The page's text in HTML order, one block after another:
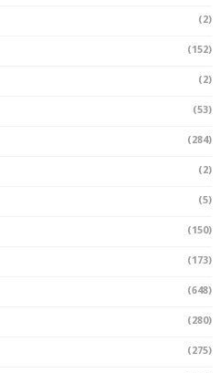
(2)
(152)
(2)
(53)
(284)
(2)
(5)
(150)
(173)
(648)
(280)
(275)